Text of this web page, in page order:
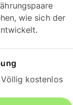
wie sich der
kostenlos